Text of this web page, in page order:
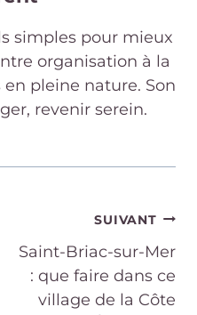
simples pour mieux
organisation à la
pleine nature. Son
revenir serein.
SUIVANT
Saint-Briac-sur-Mer
: que faire dans ce
village de la Côte